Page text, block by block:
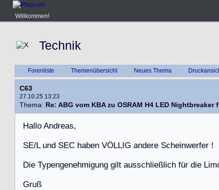
Willkommen!
Technik
Forenliste Themenübersicht Neues Thema
C63
27.10.25 13:23
Thema: Re: ABG vom KBA zu OSRAM H4 LED Nightbreaker
Hallo Andreas,
SE/L und SEC haben VÖLLIG andere Scheinwerfer !
Die Typengenehmigung gilt ausschließlich für die Lim
Gruß